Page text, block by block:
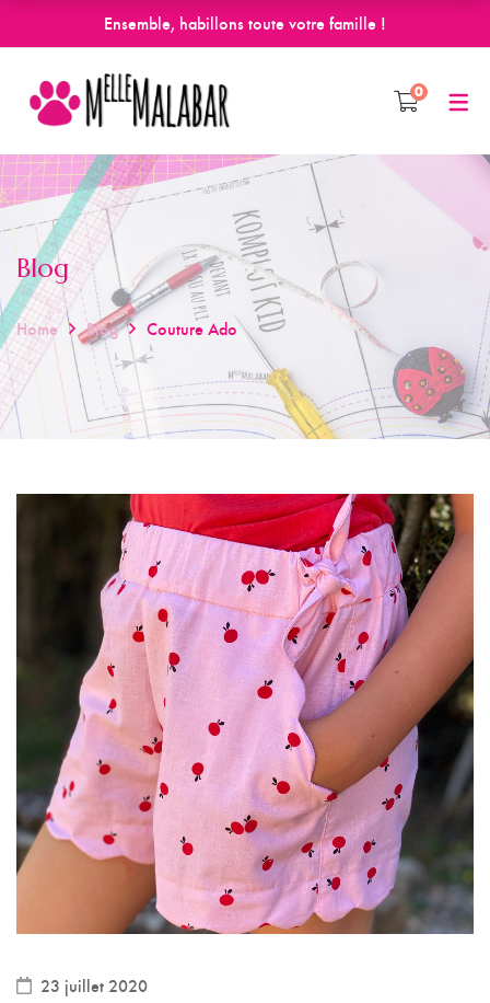
Ensemble, habillons toute votre famille !
0
Blog
Home Blog Couture Ado
23 juillet 2020